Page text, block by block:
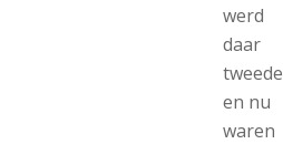
werd
daar
tweede
en nu
waren